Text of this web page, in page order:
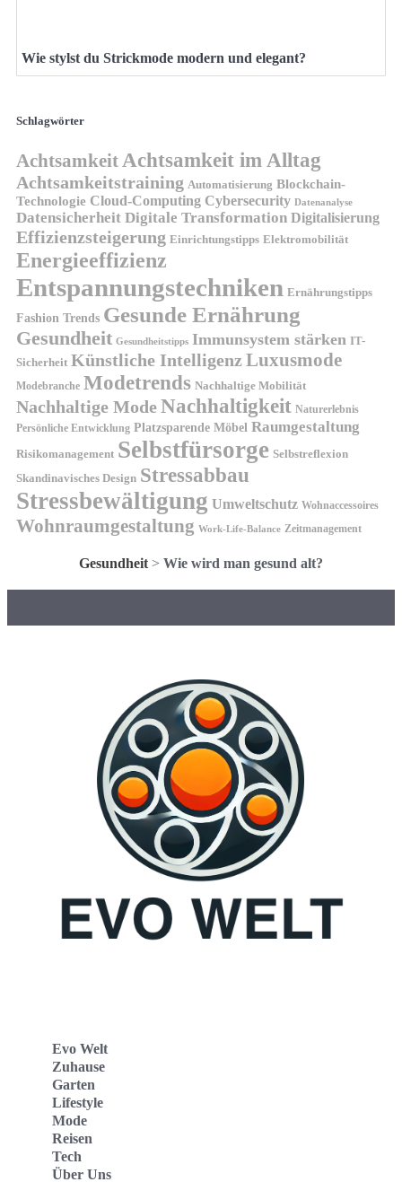
Wie stylst du Strickmode modern und elegant?
Schlagwörter
Achtsamkeit Achtsamkeit im Alltag
Achtsamkeitstraining Automatisierung Blockchain-
Technologie Cloud-Computing Cybersecurity Datenanalyse
Datensicherheit Digitale Transformation Digitalisierung
Effizienzsteigerung Einrichtungstipps Elektromobilität
Energieeffizienz
Entspannungstechniken Ernährungstipps
Fashion Trends Gesunde Ernährung
Gesundheit Gesundheitstipps Immunsystem stärken IT-
Sicherheit Künstliche IntelligenzLuxusmode
Modebranche Modetrends Nachhaltige Mobilität
Nachhaltige ModeNachhaltigkeit Naturerlebnis
Persönliche Entwicklung Platzsparende Möbel Raumgestaltung
Risikomanagement Selbstfürsorge Selbstreflexion
Skandinavisches Design Stressabbau
Stressbewältigung Umweltschutz Wohnaccessoires
Wohnraumgestaltung Work-Life-Balance Zeitmanagement
Gesundheit > Wie wird man gesund alt?
Evo Welt
Zuhause
Garten
Lifestyle
Mode
Reisen
Tech
Über Uns